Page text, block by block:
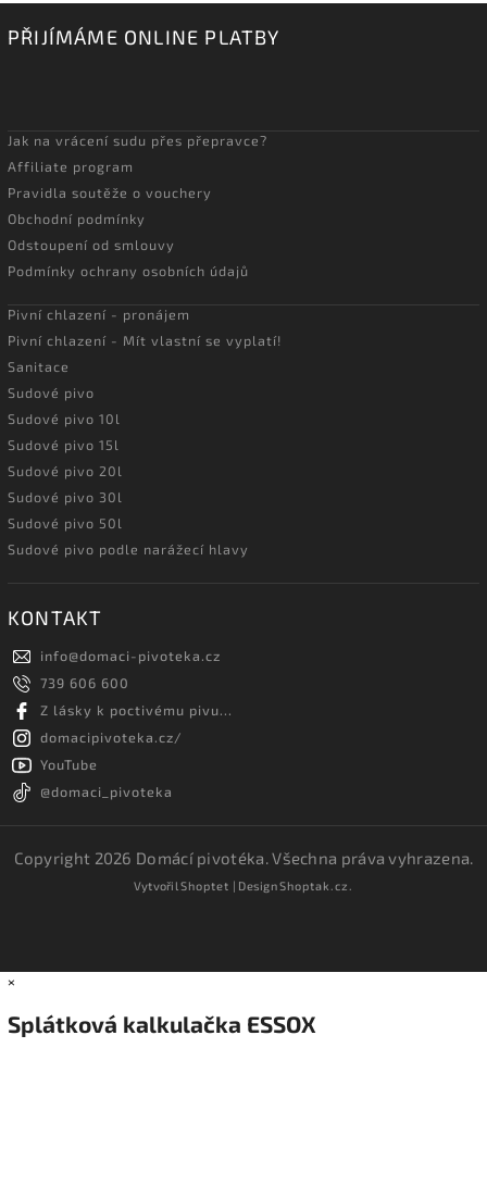
PŘIJÍMÁME ONLINE PLATBY
Jak na vrácení sudu přes přepravce?
Affiliate program
Pravidla soutěže o vouchery
Obchodní podmínky
Odstoupení od smlouvy
Podmínky ochrany osobních údajů
Pivní chlazení - pronájem
Pivní chlazení - Mít vlastní se vyplatí!
Sanitace
Sudové pivo
Sudové pivo 10l
Sudové pivo 15l
Sudové pivo 20l
Sudové pivo 30l
Sudové pivo 50l
Sudové pivo podle narážecí hlavy
KONTAKT
info@domaci-pivoteka.cz
739 606 600
Z lásky k poctivému pivu...
domacipivoteka.cz/
YouTube
@domaci_pivoteka
Copyright 2026 Domácí pivotéka. Všechna práva vyhrazena.
VytvořilShoptet | DesignShoptak.cz.
×
Splátková kalkulačka ESSOX